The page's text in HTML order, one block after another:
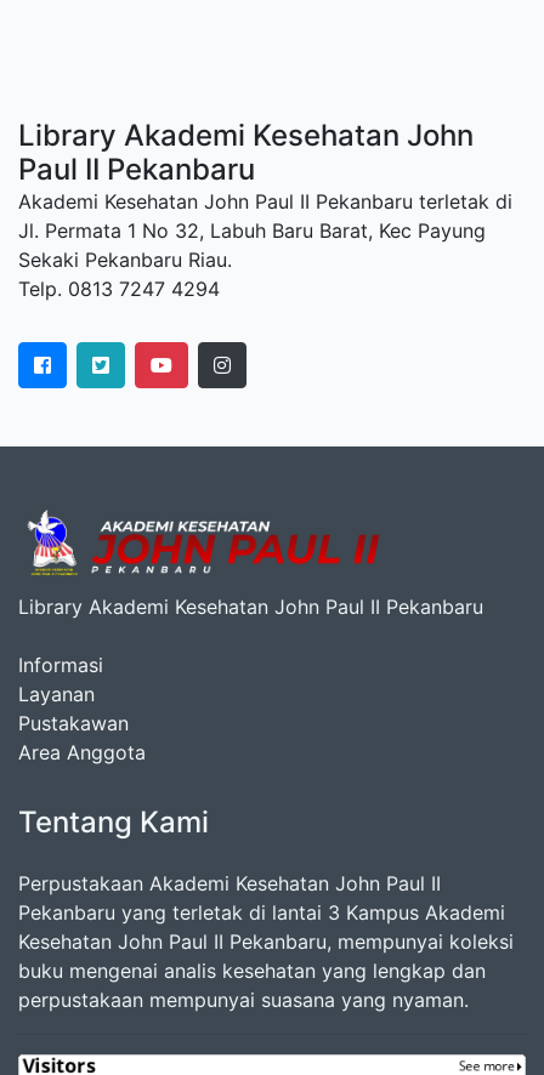
Library Akademi Kesehatan John
Paul II Pekanbaru
Akademi Kesehatan John Paul II Pekanbaru terletak di
Jl. Permata 1 No 32, Labuh Baru Barat, Kec Payung
Sekaki Pekanbaru Riau.
Telp. 0813 7247 4294
Library Akademi Kesehatan John Paul II Pekanbaru
Informasi
Layanan
Pustakawan
Area Anggota
Tentang Kami
Perpustakaan Akademi Kesehatan John Paul II
Pekanbaru yang terletak di lantai 3 Kampus Akademi
Kesehatan John Paul II Pekanbaru, mempunyai koleksi
buku mengenai analis kesehatan yang lengkap dan
perpustakaan mempunyai suasana yang nyaman.